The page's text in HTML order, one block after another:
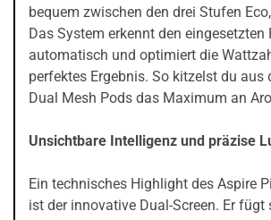
bequem zwischen den drei Stufen
Das System erkennt den eingesetzten
automatisch und optimiert die
perfektes Ergebnis. So kitzelst du aus
Dual Mesh Pods das Maximum an
Unsichtbare Intelligenz und präzise
Ein technisches Highlight des Aspire
ist der innovative Dual-Screen. Er fügt